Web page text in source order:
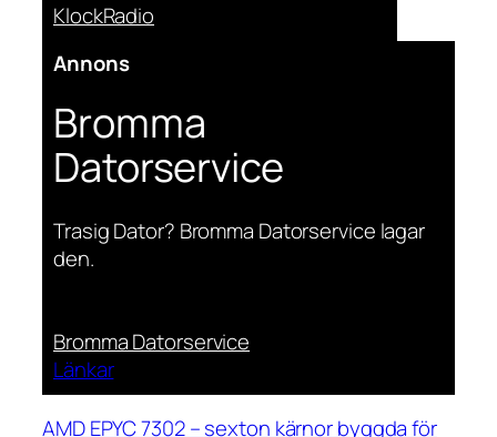
KlockRadio
Annons
Bromma
Datorservice
Trasig Dator? Bromma Datorservice lagar
den.
Bromma Datorservice
Länkar
AMD EPYC 7302 – sexton kärnor byggda för